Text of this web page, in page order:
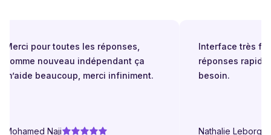
Merci pour toutes les réponses,
comme nouveau indépendant ça
m’aide beaucoup, merci infiniment.
Mohamed Naji
Interface très
réponses
besoin.
Nathalie Leborgne